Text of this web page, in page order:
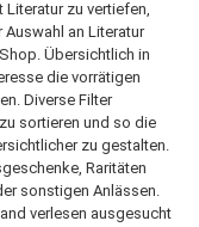
Literatur zu vertiefen,
an Literatur
Übersichtlich in
die vorrätigen
Diverse Filter
sortieren und so die
zu gestalten.
Raritäten
sonstigen Anlässen.
verlesen ausgesucht